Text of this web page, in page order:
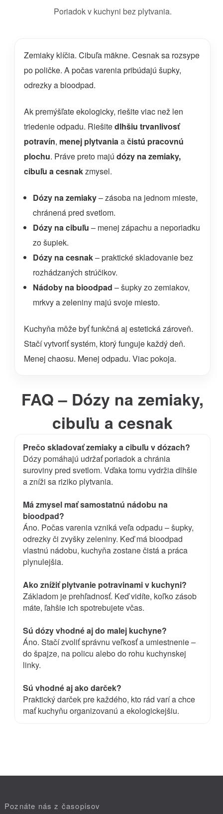
Poriadok v kuchyni bez plytvania.
Zemiaky klíčia. Cibuľa mäkne. Cesnak sa rozsype
po poličke. A počas varenia pribúdajú šupky,
odrezky a bioodpad.
Ak premýšľate ekologicky, riešite viac než len
triedenie odpadu. Riešitedlhšiu trvanlivosť
potravín, menej plytvaniaačistú pracovnú
plochu. Práve preto majúdózy na zemiaky,
cibuľu a cesnakzmysel.
Dózy na zemiaky– zásoba na jednom mieste,
chránená pred svetlom.
Dózy na cibuľu – menej zápachu a neporiadku
zo šupiek.
Dózy na cesnak– praktické skladovanie bez
rozhádzaných strúčikov.
Nádoby na bioodpad – šupky zo zemiakov,
mrkvy a zeleniny majú svoje miesto.
Kuchyňa môže byť funkčná aj estetická zároveň.
Stačí vytvoriť systém, ktorý funguje každý deň.
Menej chaosu. Menej odpadu. Viac pokoja.
FAQ – Dózy na zemiaky,
cibuľu a cesnak
Prečo skladovať zemiaky a cibuľu v dózach?
Dózy pomáhajú udržať poriadok a chránia
suroviny pred svetlom. Vďaka tomu vydržia dlhšie
a zníži sa riziko plytvania.
Má zmysel mať samostatnú nádobu na
bioodpad?
Áno. Počas varenia vzniká veľa odpadu – šupky,
odrezky či zvyšky zeleniny. Keď má bioodpad
vlastnú nádobu, kuchyňa zostane čistá a práca
plynulejšia.
Ako znížiť plytvanie potravinami v kuchyni?
Základom je prehľadnosť. Keď vidíte, koľko zásob
máte, ľahšie ich spotrebujete včas.
Sú dózy vhodné aj do malej kuchyne?
Áno. Stačí zvoliť správnu veľkosť a umiestnenie –
do špajze, na policu alebo do rohu kuchynskej
linky.
Sú vhodné aj ako darček?
Praktický darček pre každého, kto rád varí a chce
mať kuchyňu organizovanú a ekologickejšiu.
Poznáte nás z časopisov